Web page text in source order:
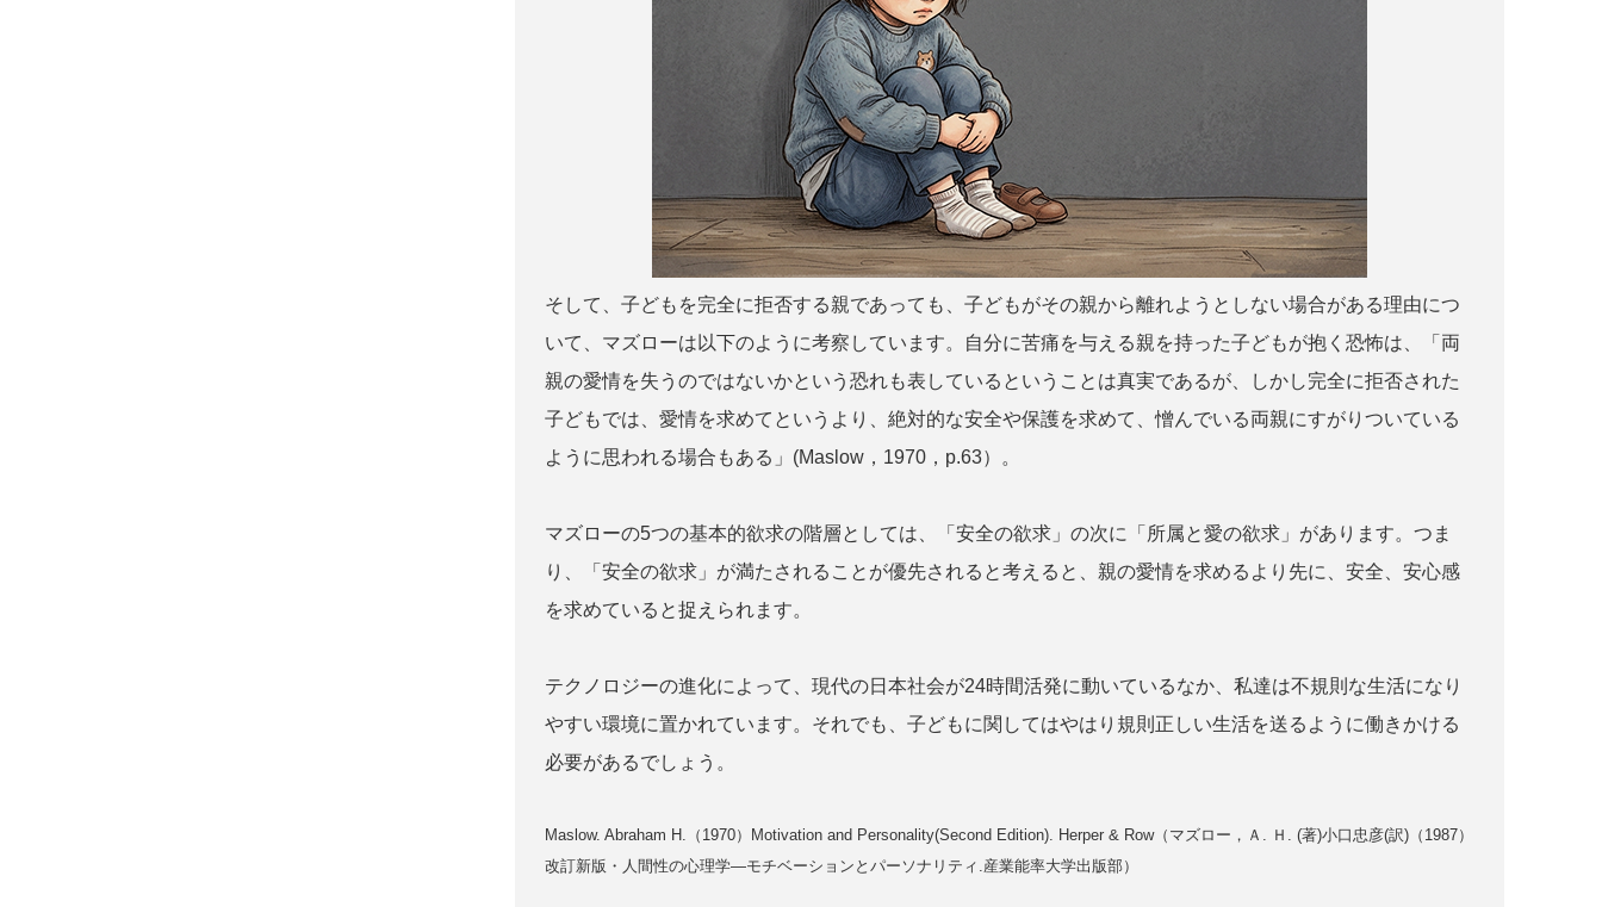
そして、子どもを完全に拒否する親であっても、子どもがその親から離れようとしない場合がある理由につ
いて、マズローは以下のように考察しています。自分に苦痛を与える親を持った子どもが抱く恐怖は、「両
親の愛情を失うのではないかという恐れも表しているということは真実であるが、しかし完全に拒否された
子どもでは、愛情を求めてというより、絶対的な安全や保護を求めて、憎んでいる両親にすがりついている
ように思われる場合もある」(Maslow，1970，p.63）。
マズローの5つの基本的欲求の階層としては、「安全の欲求」の次に「所属と愛の欲求」があります。つま
り、「安全の欲求」が満たされることが優先されると考えると、親の愛情を求めるより先に、安全、安心感
を求めていると捉えられます。
テクノロジーの進化によって、現代の日本社会が24時間活発に動いているなか、私達は不規則な生活になり
やすい環境に置かれています。それでも、子どもに関してはやはり規則正しい生活を送るように働きかける
必要があるでしょう。
Maslow. Abraham H.（1970）Motivation and Personality(Second Edition). Herper & Row（マズロー，Ａ. Ｈ. (著)小口忠彦(訳)（1987）
改訂新版・人間性の心理学—モチベーションとパーソナリティ.産業能率大学出版部）